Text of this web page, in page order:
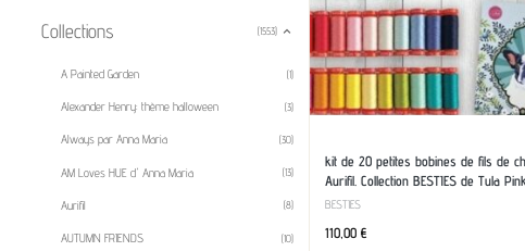
Collections (1553)
A Painted Garden (1)
Alexander Henry: thème halloween (3)
Always par Anna Maria (30)
AM Loves HUE d' Anna Maria (13)
Aurifil (8)
AUTUMN FRIENDS (10)
kit de 20 petites bobines de fils de
Aurifil. Collection BESTIES de Tula Pink.
BESTIES
110,00 €